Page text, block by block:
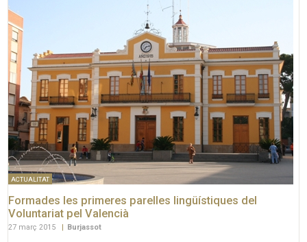
ACTUALITAT
Formades les primeres parelles lingüístiques del
Voluntariat pel Valencià
27 març 2015 Burjassot